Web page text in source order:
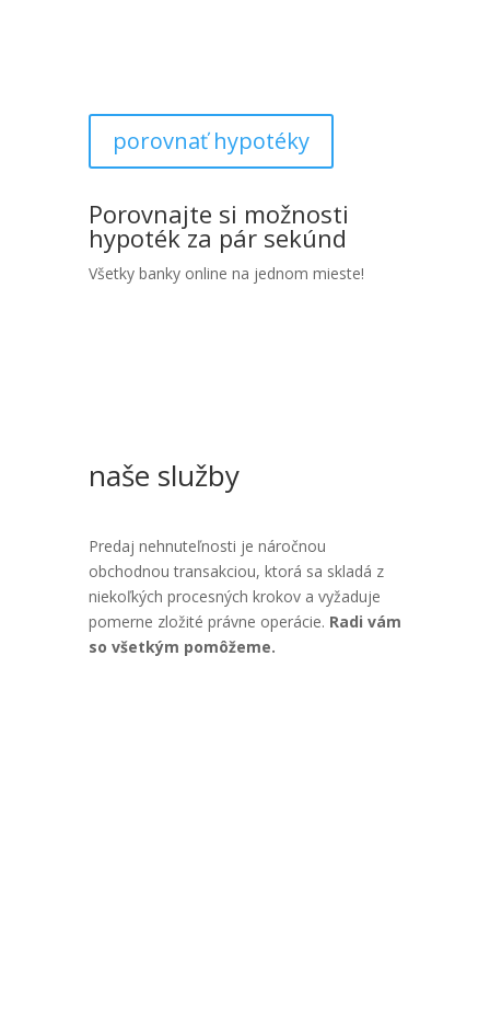
porovnať hypotéky
Porovnajte si možnosti
hypoték za pár sekúnd
Všetky banky online na jednom mieste!
naše služby
Predaj nehnuteľnosti je náročnou
obchodnou transakciou, ktorá sa skladá z
niekoľkých procesných krokov a vyžaduje
pomerne zložité právne operácie. Radi vám
so všetkým pomôžeme.